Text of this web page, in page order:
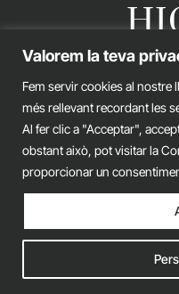
Valorem la teva
Fem servir cookies al nostre
més rellevant recordant les
Al fer clic a "Acceptar",
obstant això, pot visitar la
proporcionar unGERARD ESTEVA ©